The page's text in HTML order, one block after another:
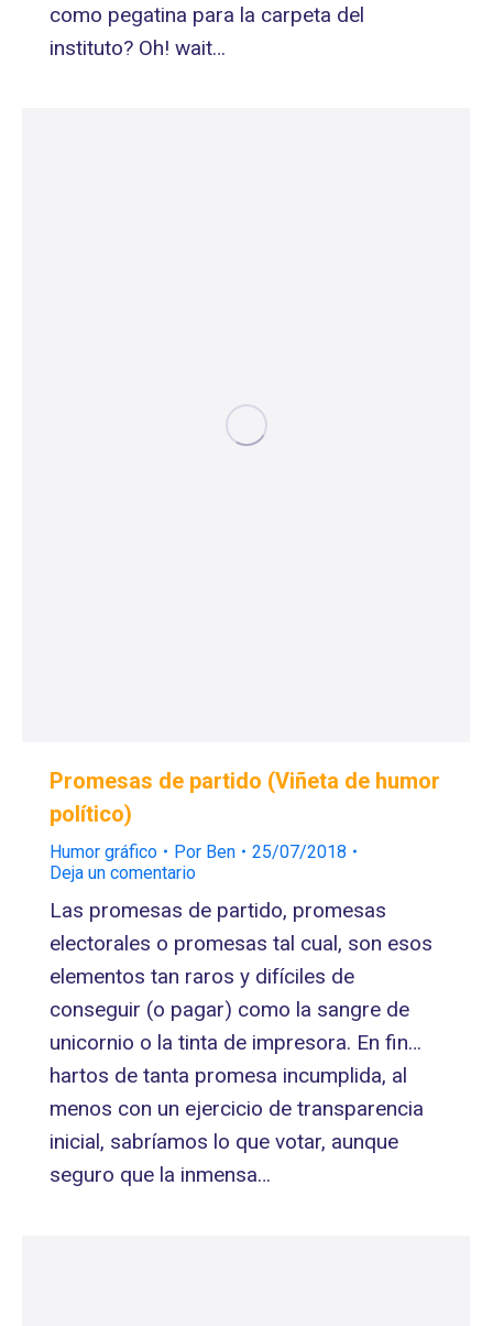
como pegatina para la carpeta del
instituto? Oh! wait…
Promesas de partido (Viñeta de humor
político)
Humor gráfico Por Ben
25/07/2018
Deja un comentario
Las promesas de partido, promesas
electorales o promesas tal cual, son esos
elementos tan raros y difíciles de
conseguir (o pagar) como la sangre de
unicornio o la tinta de impresora. En fin…
hartos de tanta promesa incumplida, al
menos con un ejercicio de transparencia
inicial, sabríamos lo que votar, aunque
seguro que la inmensa…